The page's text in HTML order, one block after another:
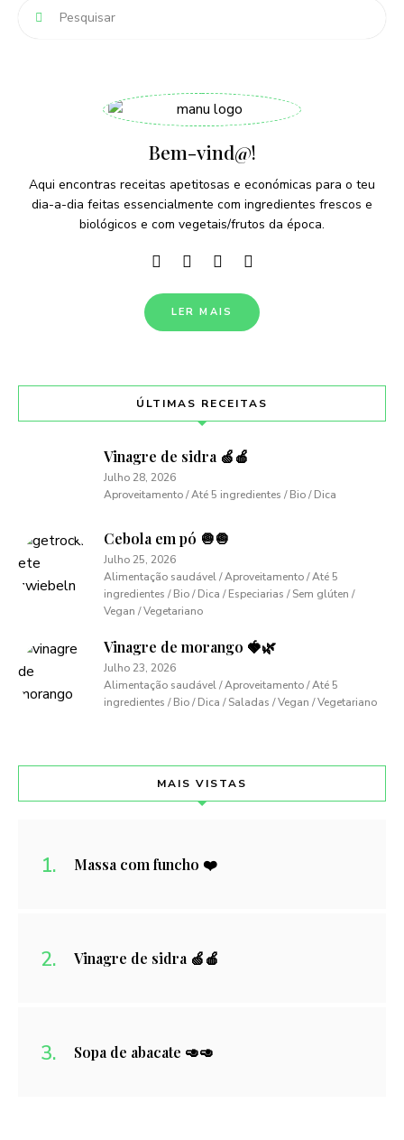
Bem-vind@!
Aqui encontras receitas apetitosas e económicas para o teu
dia-a-dia feitas essencialmente com ingredientes frescos e
biológicos e com vegetais/frutos da época.
LER MAIS
ÚLTIMAS RECEITAS
Vinagre de sidra 🍏🍎
Julho 28, 2026
Aproveitamento / Até 5 ingredientes / Bio / Dica
Cebola em pó 🧅🧅
Julho 25, 2026
Alimentação saudável / Aproveitamento / Até 5
ingredientes / Bio / Dica / Especiarias / Sem glúten /
Vegan / Vegetariano
Vinagre de morango 🍓🌿
Julho 23, 2026
Alimentação saudável / Aproveitamento / Até 5
ingredientes / Bio / Dica / Saladas / Vegan / Vegetariano
MAIS VISTAS
Massa com funcho ❤️
Vinagre de sidra 🍏🍎
Sopa de abacate 🥑🥑